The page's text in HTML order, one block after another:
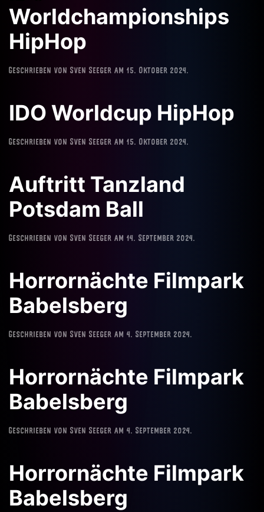
Worldchampionships
HipHop
Geschrieben von Sven Seeger am 15. Oktober 2024.
IDO Worldcup HipHop
Geschrieben von Sven Seeger am 15. Oktober 2024.
Auftritt Tanzland
Potsdam Ball
Geschrieben von Sven Seeger am 14. September 2024.
Horrornächte Filmpark
Babelsberg
Geschrieben von Sven Seeger am 4. September 2024.
Horrornächte Filmpark
Babelsberg
Geschrieben von Sven Seeger am 4. September 2024.
Horrornächte Filmpark
Babelsberg